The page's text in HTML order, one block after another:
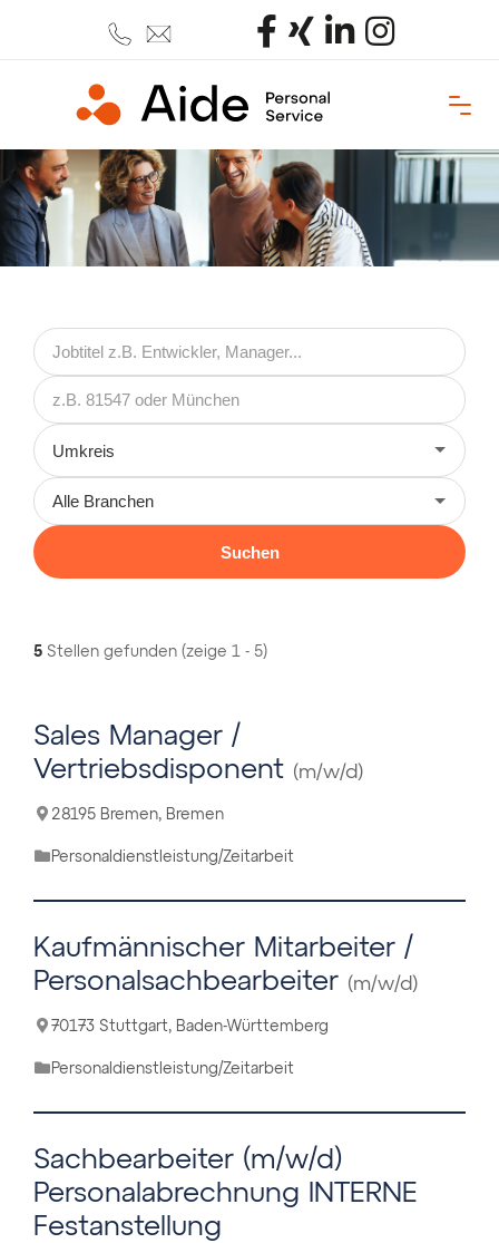
Suchen
5 Stellen gefunden (zeige 1 - 5)
Sales Manager /
Vertriebsdisponent (m/w/d)
28195 Bremen, Bremen
Personaldienstleistung/Zeitarbeit
Kaufmännischer Mitarbeiter /
Personalsachbearbeiter (m/w/d)
70173 Stuttgart, Baden-Württemberg
Personaldienstleistung/Zeitarbeit
Sachbearbeiter (m/w/d)
Personalabrechnung INTERNE
Festanstellung